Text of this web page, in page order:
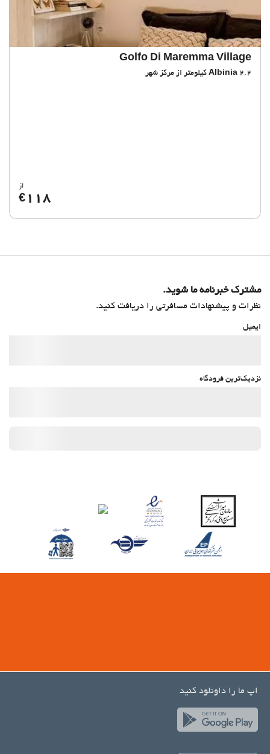
Golfo Di Maremma Village
Albinia 2.2 کیلومتر از مرکز شهر
از
€ 118
مشترک خبرنامه ما شوید.
نظرات و پیشنهادات مسافرتی را دریافت کنید.
ایمیل
نزدیک‌ترین فرودگاه
اپ ما را داونلود کنید